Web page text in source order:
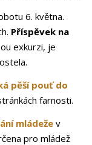
6. května.
Příspěvek na
exkurzi, je
pěší pouť do
farnosti.
mládeže v
pro mládež